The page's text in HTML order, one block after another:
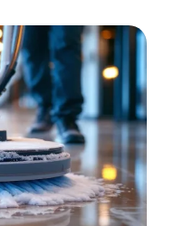
Start chat
Webshop